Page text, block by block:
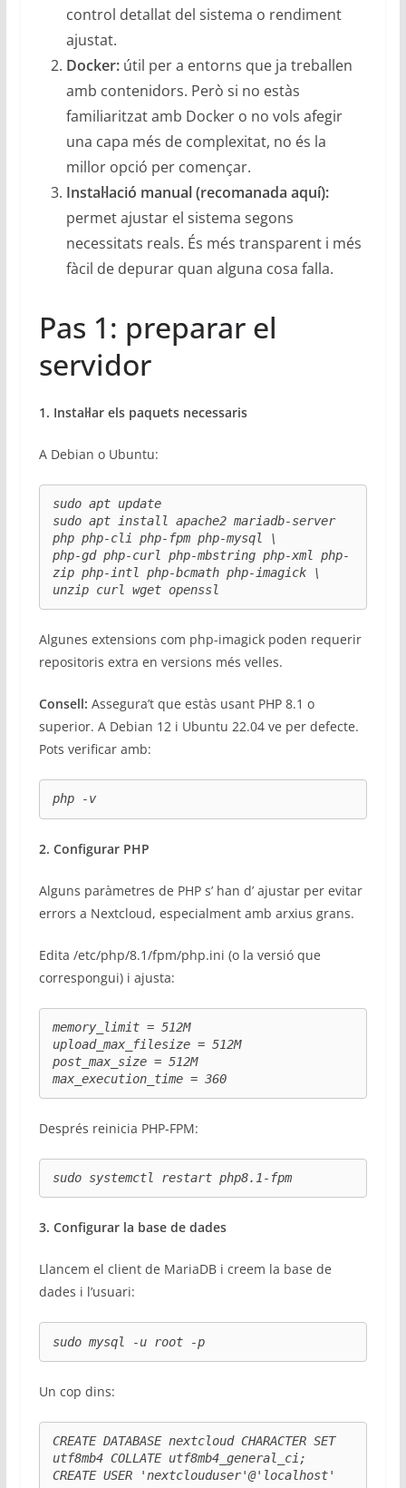
control detallat del sistema o rendiment
ajustat.
Docker:útil per a entorns que ja treballen
amb contenidors. Però si no estàs
familiaritzat amb Docker o no vols afegir
una capa més de complexitat, no és la
millor opció per començar.
Instal·lació manual (recomanada aquí):
permet ajustar el sistema segons
necessitats reals. És més transparent i més
fàcil de depurar quan alguna cosa falla.
Pas 1: preparar el
servidor
1. Instal·lar els paquets necessaris
A Debian o Ubuntu:
sudo apt update
sudo apt install apache2 mariadb-server
php php-cli php-fpm php-mysql \
php-gd php-curl php-mbstring php-xml php-
zip php-intl php-bcmath php-imagick \
unzip curl wget openssl
Algunes extensions com php-imagick poden requerir
repositoris extra en versions més velles.
Consell: Assegura’t que estàs usant PHP 8.1 o
superior. A Debian 12 i Ubuntu 22.04 ve per defecte.
Pots verificar amb:
php -v
2. Configurar PHP
Alguns paràmetres de PHP s’ han d’ ajustar per evitar
errors a Nextcloud, especialment amb arxius grans.
Edita /etc/php/8.1/fpm/php.ini (o la versió que
correspongui) i ajusta:
memory_limit = 512M
upload_max_filesize = 512M
post_max_size = 512M
max_execution_time = 360
Després reinicia PHP-FPM:
sudo systemctl restart php8.1-fpm
3. Configurar la base de dades
Llancem el client de MariaDB i creem la base de
dades i l’usuari:
sudo mysql -u root -p
Un cop dins:
CREATE DATABASE nextcloud CHARACTER SET
utf8mb4 COLLATE utf8mb4_general_ci;
CREATE USER 'nextclouduser'@'localhost'